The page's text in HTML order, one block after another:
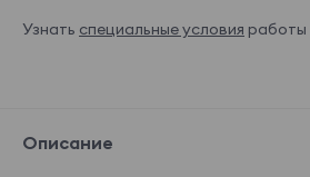
Узнать специальные условия работы
Описание